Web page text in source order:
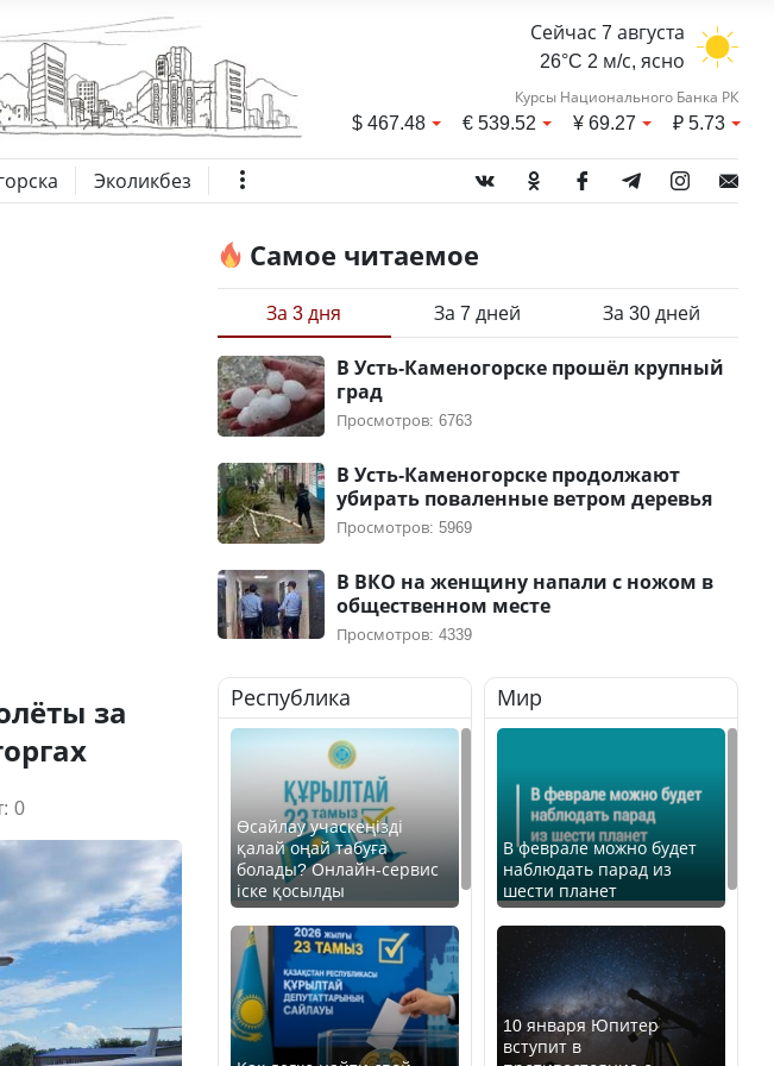
Сейчас 7 августа
26°C 2 м/с, ясно
Курсы Национального Банка РК
$467.48 €539.52 ¥69.27 ₽5.73
Эколикбез
за
0
Самое читаемое
За 3 дня За 7 дней За 30 дней
В Усть-Каменогорске прошёл крупный
град
Просмотров: 6763
В Усть-Каменогорске продолжают
убирать поваленные ветром деревья
Просмотров: 5969
В ВКО на женщину напали с ножом в
общественном месте
Просмотров: 4339
Республика
Өсайлау учаскеңізді
қалай оңай табуға
болады? Онлайн-сервис
іске қосылды
Мир
В феврале можно будет
наблюдать парад из
шести планет
10 января Юпитер
вступит в